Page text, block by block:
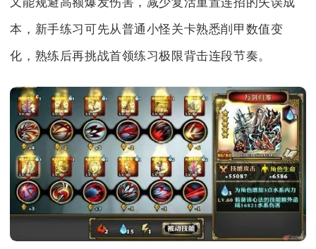
又能规避高额爆发伤害，减少复活重置连招的失误成
本，新手练习可先从普通小怪关卡熟悉削甲数值变
化，熟练后再挑战首领练习极限背击连段节奏。